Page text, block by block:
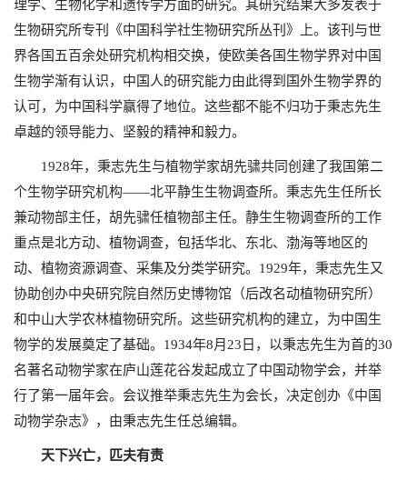
理学、生物化学和遗传学方面的研究。其研究结果大多发表于
生物研究所专刊《中国科学社生物研究所丛刊》上。该刊与世
界各国五百余处研究机构相交换，使欧美各国生物学界对中国
生物学渐有认识，中国人的研究能力由此得到国外生物学界的
认可，为中国科学赢得了地位。这些都不能不归功于秉志先生
卓越的领导能力、坚毅的精神和毅力。
1928年，秉志先生与植物学家胡先骕共同创建了我国第二
个生物学研究机构——北平静生生物调查所。秉志先生任所长
兼动物部主任，胡先骕任植物部主任。静生生物调查所的工作
重点是北方动、植物调查，包括华北、东北、渤海等地区的
动、植物资源调查、采集及分类学研究。 1929年，秉志先生又
协助创办中央研究院自然历史博物馆（后改名动植物研究所）
和中山大学农林植物研究所。这些研究机构的建立，为中国生
物学的发展奠定了基础。 1934年8月 23 日，以秉志先生为首的30
名著名动物学家在庐山莲花谷发起成立了中国动物学会，并举
行了第一届年会。会议推举秉志先生为会长，决定创办《中国
动物学杂志》，由秉志先生任总编辑。
天下兴亡，匹夫有责